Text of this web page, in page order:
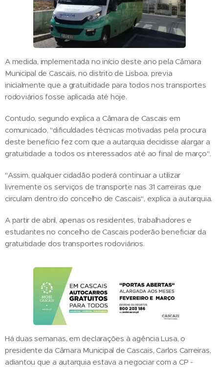
A medida, implementada no início deste ano pela Câmara
Municipal de Cascais, no distrito de Lisboa, previa
inicialmente que a gratuitidade para todos nos transportes
rodoviários fosse aplicada até hoje.
Contudo, segundo explica a Câmara de Cascais em
comunicado, "dificuldades técnicas motivadas pela procura
deste benefício fez com que a autarquia decidisse alargar a
gratuitidade a todos os interessados até ao final de março".
"Assim, qualquer cidadão poderá continuar a utilizar
livremente os serviços de transporte nas 31 carreiras que
circulam dentro do concelho de Cascais", explica a autarquia.
A partir de abril, apenas os residentes, trabalhadores e
estudantes no concelho de Cascais poderão beneficiar da
gratuitidade dos transportes rodoviários.
Há duas semanas, em declarações à agência Lusa, o
presidente da Câmara Municipal de Cascais, Carlos Carreiras,
adiantou que a autarquia estava a negociar com a CP -